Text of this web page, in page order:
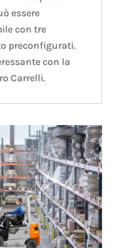
essere
con tre
preconfigurati.
con la
Carrelli.